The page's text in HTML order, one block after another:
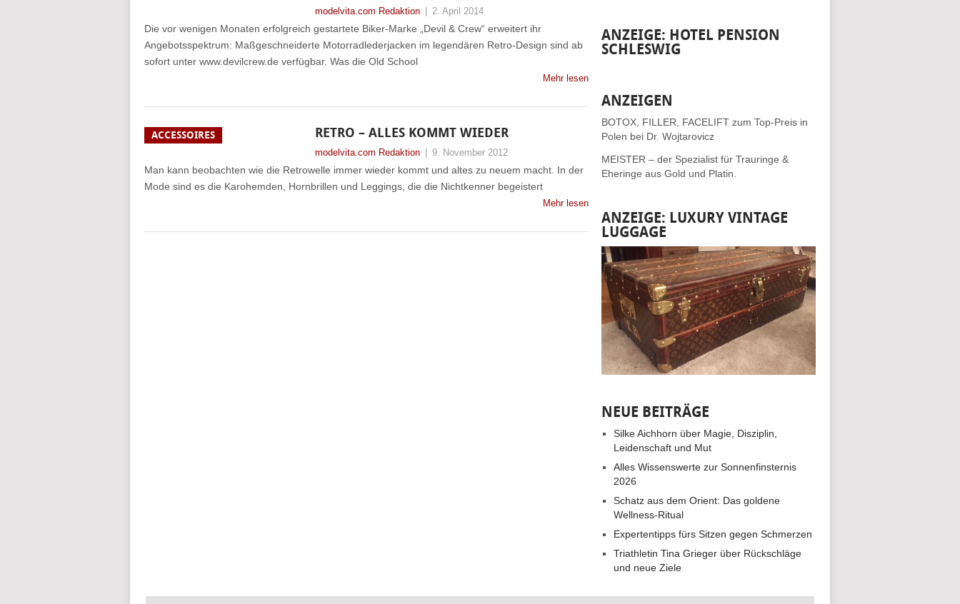
modelvita.com Redaktion 2. April 2014
Die vor wenigen Monaten erfolgreich gestartete Biker-Marke „Devil & Crew“ erweitert ihr
Angebotsspektrum: Maßgeschneiderte Motorradlederjacken im legendären Retro-Design sind ab
sofort unter www.devilcrew.de verfügbar. Was die Old School
Mehr lesen
ACCESSOIRES RETRO – ALLES KOMMT WIEDER
modelvita.com Redaktion 9. November 2012
Man kann beobachten wie die Retrowelle immer wieder kommt und altes zu neuem macht. In der
Mode sind es die Karohemden, Hornbrillen und Leggings, die die Nichtkenner begeistert
Mehr lesen
ANZEIGE: HOTEL PENSION
SCHLESWIG
ANZEIGEN
BOTOX, FILLER, FACELIFT zum Top-Preis in
Polen bei Dr. Wojtarovicz
MEISTER – der Spezialist für Trauringe &
Eheringe aus Gold und Platin.
ANZEIGE: LUXURY VINTAGE
LUGGAGE
NEUE BEITRÄGE
Silke Aichhorn über Magie, Disziplin,
Leidenschaft und Mut
Alles Wissenswerte zur Sonnenfinsternis
2026
Schatz aus dem Orient: Das goldene
Wellness-Ritual
Expertentipps fürs Sitzen gegen Schmerzen
Triathletin Tina Grieger über Rückschläge
und neue Ziele